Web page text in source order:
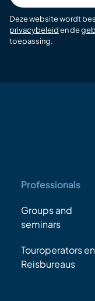
Deze website wordt
privacybeleiden de
toepassing.
Professionals
Groups and
seminars
Touroperators en
Reisbureaus